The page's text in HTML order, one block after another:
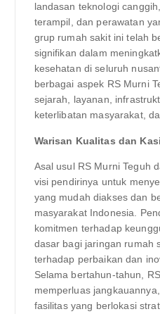
landasan teknologi
terampil, dan perawatan
grup rumah sakit ini telah
signifikan dalam
kesehatan di seluruh
berbagai aspek RS Murni
sejarah, layanan,
keterlibatan masyarakat,
Warisan Kualitas dan
Asal usul RS Murni Teguh
visi pendirinya untuk
yang mudah diakses dan
masyarakat Indonesia.
komitmen terhadap
dasar bagi jaringan rumah
terhadap perbaikan dan
Selama bertahun-tahun,
memperluas
fasilitas yang berlokasi